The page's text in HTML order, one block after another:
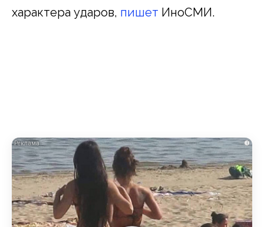
характера ударов, пишет ИноСМИ.
i